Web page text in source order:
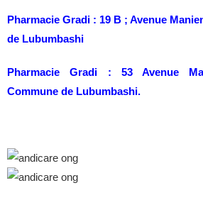
Pharmacie Gradi : 19 B ; Avenue
de Lubumbashi
Pharmacie Gradi : 53 Avenue
Commune de Lubumbashi.